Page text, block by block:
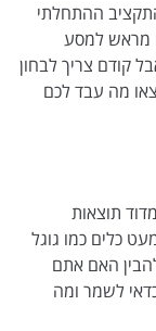
ליום – תמיד התקציב ההתחלתי
מראש למסע
קודם צריך לבחון
מה עבד לכם
תוצאות
כלים כמו גוגל
האם אתם
לשמר ומה